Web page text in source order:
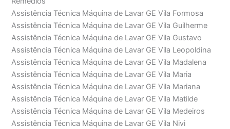
Assistência Técnica Máquina de Lavar GE Vila Formosa
Assistência Técnica Máquina de Lavar GE Vila Guilherme
Assistência Técnica Máquina de Lavar GE Vila Gustavo
Assistência Técnica Máquina de Lavar GE Vila Leopoldina
Assistência Técnica Máquina de Lavar GE Vila Madalena
Assistência Técnica Máquina de Lavar GE Vila Maria
Assistência Técnica Máquina de Lavar GE Vila Mariana
Assistência Técnica Máquina de Lavar GE Vila Matilde
Assistência Técnica Máquina de Lavar GE Vila Medeiros
Assistência Técnica Máquina de Lavar GE Vila Nivi